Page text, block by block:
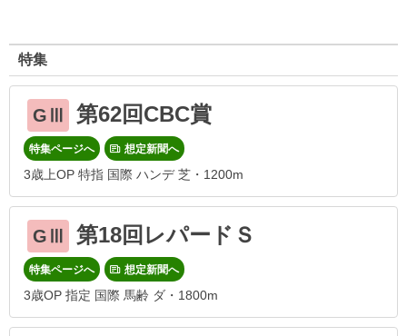
特集
GⅢ 第62回CBC賞
特集ページへ 想定新聞へ
3歳上OP 特指 国際 ハンデ 芝・1200m
GⅢ 第18回レパードＳ
特集ページへ 想定新聞へ
3歳OP 指定 国際 馬齢 ダ・1800m